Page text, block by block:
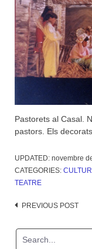
Pastorets al Casal.
pastors. Els
UPDATED: novembre
CATEGORIES:
TEATRE
Post
PREVIOUS POST